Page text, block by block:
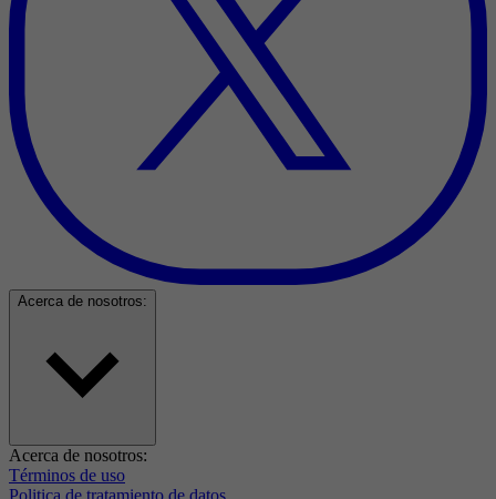
Acerca de nosotros:
Acerca de nosotros:
Términos de uso